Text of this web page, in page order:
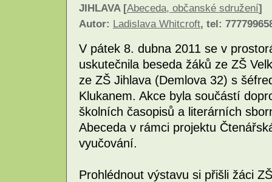
JIHLAVA [Abeceda, občanské sdružení]
Autor: Ladislava Whitcroft, tel:
V pátek 8. dubna 2011 se v
uskutečnila beseda žáků ze ZŠ
ze ZŠ Jihlava (Demlova 32) s
Klukanem. Akce byla součástí
školních časopisů a literárních
Abeceda v rámci projektu
vyučování.
Prohlédnout výstavu si přišli žáci